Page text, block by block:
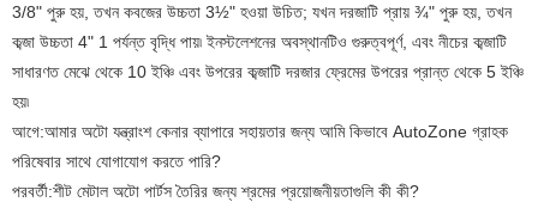
3/8" পুরু হয়, তখন কবজের উচ্চতা 3½" হওয়া উচিত; যখন দরজাটি প্রায় ¾" পুরু হয়, তখন
কব্জা উচ্চতা 4" 1 পর্যন্ত বৃদ্ধি পায়৷ ইনস্টলেশনের অবস্থানটিও গুরুত্বপূর্ণ, এবং নীচের কব্জাটি
সাধারণত মেঝে থেকে 10 ইঞ্চি এবং উপরের কব্জাটি দরজার ফ্রেমের উপরের প্রান্ত থেকে 5 ইঞ্চি
হয়৷
আগে:আমার অটো যন্ত্রাংশ কেনার ব্যাপারে সহায়তার জন্য আমি কিভাবে AutoZone গ্রাহক
পরিষেবার সাথে যোগাযোগ করতে পারি?
পরবর্তী:শীট মেটাল অটো পার্টস তৈরির জন্য শ্রমের প্রয়োজনীয়তাগুলি কী কী?